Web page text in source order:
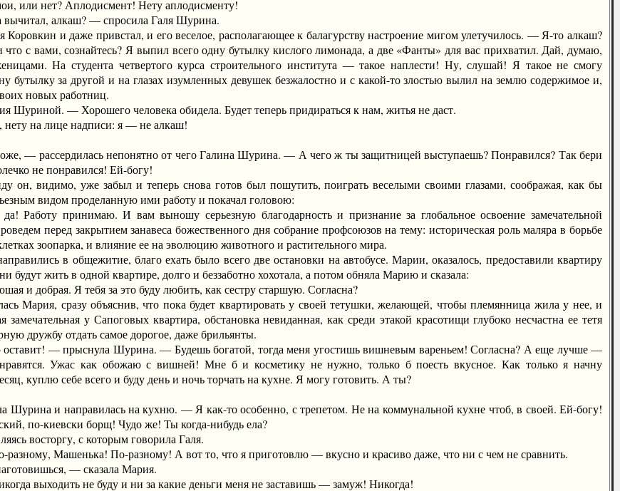
или нет? Аплодисмент! Нету аплодисменту!
алкаш? — спросила Галя Шурина.
и даже привстал, и его веселое, располагающее к балагурству настроение мигом улетучилось. — Я-то алкаш?
с вами, сознайтесь? Я выпил всего одну бутылку кислого лимонада, а две «Фанты» для вас прихватил. Дай, думаю,
На студента четвертого курса строительного института — такое наплести! Ну, слушай! Я такое не смогу
бутылку за другой и на глазах изумленных девушек безжалостно и с какой-то злостью вылил на землю содержимое и,
новых работниц.
— Хорошего человека обидела. Будет теперь придираться к нам, житья не даст.
на лице надписи: я — не алкаш!
— рассердилась непонятно от чего Галина Шурина. — А чего ж ты защитницей выступаешь? Понравился? Так бери
не понравился! Ей-богу!
видимо, уже забыл и теперь снова готов был пошутить, поиграть веселыми своими глазами, соображая, как бы
видом проделанную ими работу и покачал головою:
принимаю. И вам выношу серьезную благодарность и признание за глобальное освоение замечательной
перед закрытием занавеса божественного дня собрание профсоюзов на тему: историческая роль маляра в борьбе
зоопарка, и влияние ее на эволюцию животного и растительного мира.
в общежитие, благо ехать было всего две остановки на автобусе. Марии, оказалось, предоставили квартиру
будут жить в одной квартире, долго и беззаботно хохотала, а потом обняла Марию и сказала:
и добрая. Я тебя за это буду любить, как сестру старшую. Согласна?
сразу объяснив, что пока будет квартировать у своей тетушки, желающей, чтобы племянница жила у нее, и
замечательная у Сапоговых квартира, обстановка невиданная, как среди этакой красотищи глубоко несчастна ее тетя
дружбу отдать самое дорогое, даже брильянты.
— прыснула Шурина. — Будешь богатой, тогда меня угостишь вишневым вареньем! Согласна? А еще лучше —
Ужас как обожаю с вишней! Мне б и косметику не нужно, только б поесть вкусное. Как только я начну
куплю себе всего и буду день и ночь торчать на кухне. Я могу готовить. А ты?
и направилась на кухню. — Я как-то особенно, с трепетом. Не на коммунальной кухне чтоб, в своей. Ей-богу!
по-киевски борщ! Чудо же! Ты когда-нибудь ела?
восторгу, с которым говорила Галя.
Машенька! По-разному! А вот то, что я приготовлю — вкусно и красиво даже, что ни с чем не сравнить.
— сказала Мария.
выходить не буду и ни за какие деньги меня не заставишь — замуж! Никогда!